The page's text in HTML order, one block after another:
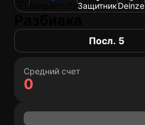
BEL ЗащитникDeinze
Посл. 5
Средний счет
0